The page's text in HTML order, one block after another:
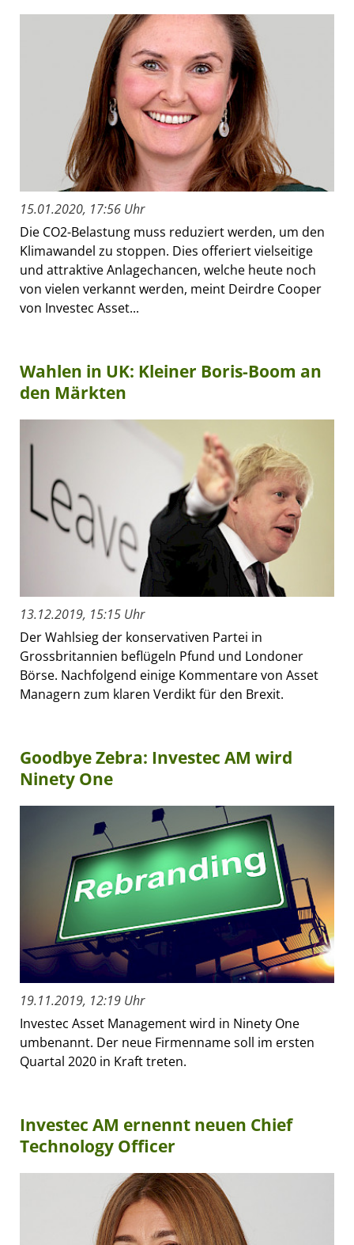
15.01.2020, 17:56 Uhr
Die CO2-Belastung muss reduziert werden, um den
Klimawandel zu stoppen. Dies offeriert vielseitige
und attraktive Anlagechancen, welche heute noch
von vielen verkannt werden, meint Deirdre Cooper
von Investec Asset...
Wahlen in UK: Kleiner Boris-Boom an
den Märkten
13.12.2019, 15:15 Uhr
Der Wahlsieg der konservativen Partei in
Grossbritannien beflügeln Pfund und Londoner
Börse. Nachfolgend einige Kommentare von Asset
Managern zum klaren Verdikt für den Brexit.
Goodbye Zebra: Investec AM wird
Ninety One
19.11.2019, 12:19 Uhr
Investec Asset Management wird in Ninety One
umbenannt. Der neue Firmenname soll im ersten
Quartal 2020 in Kraft treten.
Investec AM ernennt neuen Chief
Technology Officer